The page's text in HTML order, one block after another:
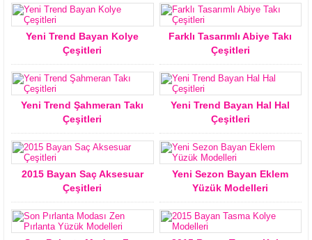
Yeni Trend Bayan Kolye
Çeşitleri
Farklı Tasarımlı Abiye Takı
Çeşitleri
Yeni Trend Şahmeran Takı
Çeşitleri
Yeni Trend Bayan Hal Hal
Çeşitleri
2015 Bayan Saç Aksesuar
Çeşitleri
Yeni Sezon Bayan Eklem
Yüzük Modelleri